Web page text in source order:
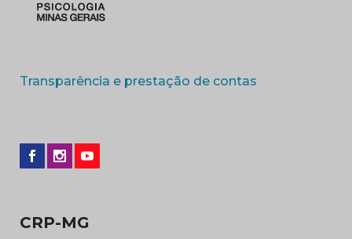
Transparência e prestação de contas
CRP-MG